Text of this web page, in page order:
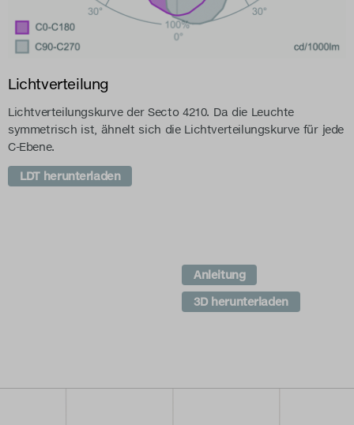
Lichtverteilung
Lichtverteilungskurve der Secto 4210. Da die Leuchte
symmetrisch ist, ähnelt sich die Lichtverteilungskurve für jede
C-Ebene.
LDT herunterladen
Anleitung
3D herunterladen